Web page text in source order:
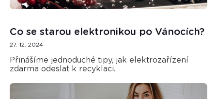
Co se starou elektronikou po Vánocích?
27. 12. 2024
Přinášíme jednoduché tipy, jak elektrozařízení
zdarma odeslat k recyklaci.